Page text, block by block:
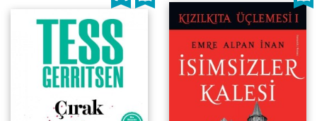
Kızılkıta Üçlemesi 1